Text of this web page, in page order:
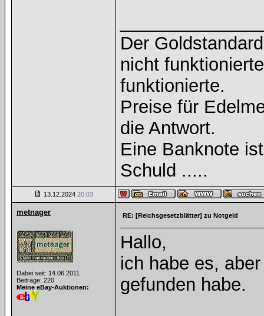
Der
nicht
funktionierte.
Preise für
die Antwort.
Eine Banknote
Schuld .....
13.12.2024 20:03
metnager
Dabei seit: 14.06.2011
Beiträge: 220
Meine eBay-Auktionen:
RE: [Reichsgesetzblätter] zu Notgeld
Hallo,
ich habe es,
gefunden habe.